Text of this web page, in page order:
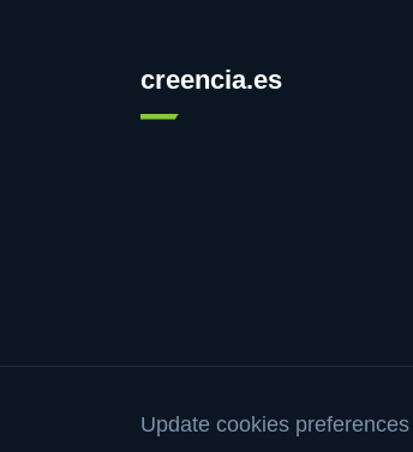
creencia.es
Update cookies preferences